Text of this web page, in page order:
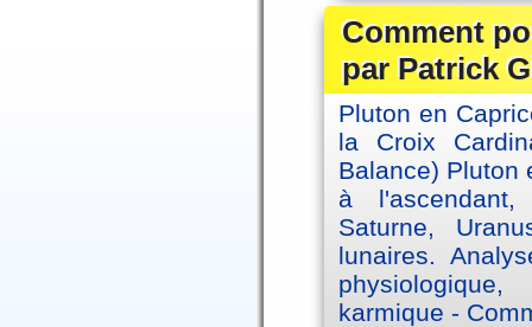
Comment
par Patrick
Pluton en
la Croix
Balance) Pluton
à
Saturne,
lunaires.
karmique -